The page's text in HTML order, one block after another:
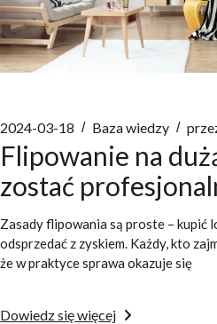
2024-03-18 Baza wiedzy
Flipowanie na
zostać
Zasady flipowania są proste – kupić
odsprzedać z zyskiem. Każdy, kto
że w praktyce sprawa okazuje się
Dowiedz się więcej